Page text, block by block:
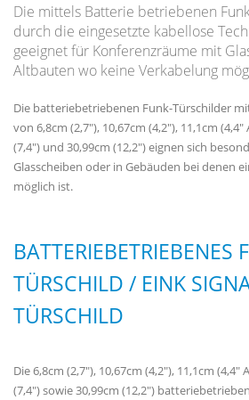
Die mittels Batterie betriebenen
durch die eingesetzte kabellose
geeignet für Konferenzräume mit
Altbauten wo keine Verkabelung
Die batteriebetriebenen Funk-Türschilder
von 6,8cm (2,7"), 10,67cm (4,2"), 11,1cm
(7,4") und 30,99cm (12,2") eignen sich
Glasscheiben oder in Gebäuden bei denen
möglich ist.
BATTERIEBETRIEBENES
TÜRSCHILD / EINK
TÜRSCHILD
Die 6,8cm (2,7"), 10,67cm (4,2"), 11,1cm (4,4"
(7,4") sowie 30,99cm (12,2")